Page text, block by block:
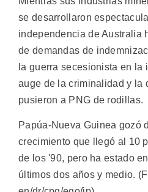
se desarrollaron
independencia de Australia
de demandas de
la guerra secesionista en la
auge de la criminalidad y la
pusieron a PNG de rodillas.
Papúa-Nueva Guinea gozó
crecimiento que llegó al 10
de los '90, pero ha estado
últimos dos años y medio.